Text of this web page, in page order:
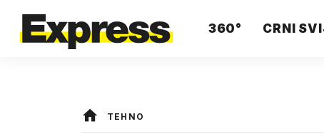
360° CRNI
TEHNO